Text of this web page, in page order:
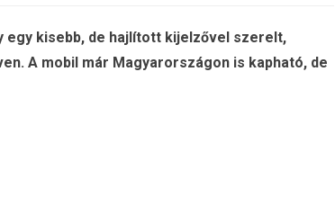
egy kisebb, de hajlított kijelzővel szerelt,
A mobil már Magyarországon is kapható, de